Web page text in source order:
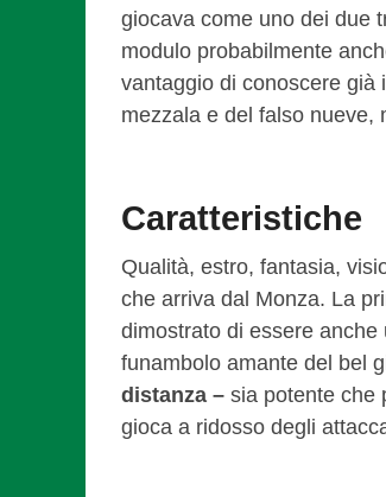
giocava come uno dei due
modulo probabilmente
vantaggio di conoscere già
mezzala e del falso nueve,
Caratteristiche
Qualità, estro, fantasia,
che arriva dal Monza. La
dimostrato di essere
funambolo amante del bel
distanza – sia potente che
gioca a ridosso degli